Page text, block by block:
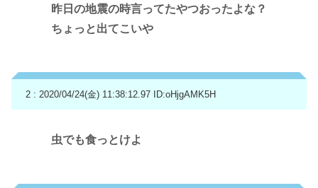
昨日の地震の時言ってたやつおったよな？
ちょっと出てこいや
2 : 2020/04/24(金) 11:38:12.97 ID:oHjgAMK5H
虫でも食っとけよ